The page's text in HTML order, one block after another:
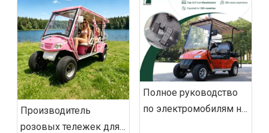
Производитель
розовых тележек для
Полное руководство
по электромобилям на